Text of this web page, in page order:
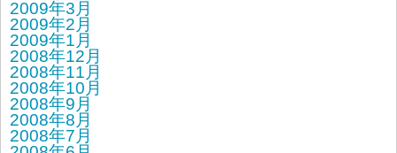
2009年3月
2009年2月
2009年1月
2008年12月
2008年11月
2008年10月
2008年9月
2008年8月
2008年7月